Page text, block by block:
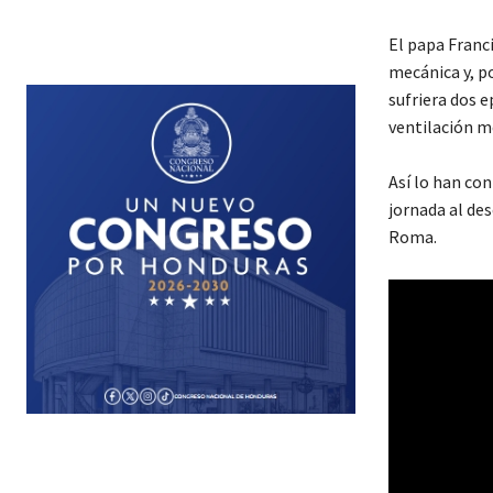
El papa
mecánica y,
sufriera dos
ventilación
Así lo han
jornada al
Roma.